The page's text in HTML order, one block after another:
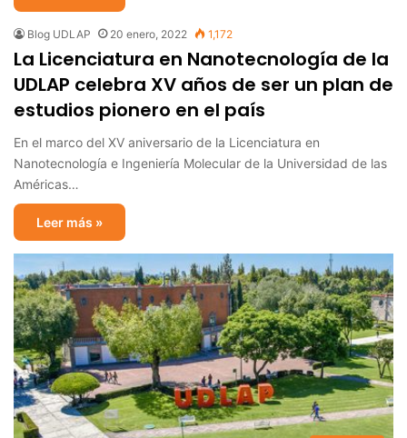
Blog UDLAP 20 enero, 2022 1,172
La Licenciatura en Nanotecnología de la
UDLAP celebra XV años de ser un plan de
estudios pionero en el país
En el marco del XV aniversario de la Licenciatura en
Nanotecnología e Ingeniería Molecular de la Universidad de las
Américas…
Leer más »